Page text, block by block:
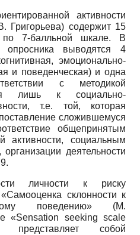
активности
содержит 15
по 7-балльной шкале. В
опросника выводятся 4
эмоционально-
и поведенческая) и одна
с методикой
лишь к социально-
т.е. той, которая
сложившемуся
общепринятым
активности, социальным
деятельности
личности к риску
склонности к
поведению» (М.
«Sensation seeking scale
представляет собой